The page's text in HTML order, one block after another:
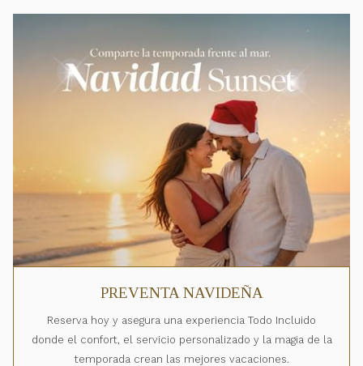
PREVENTA NAVIDEÑA
Reserva hoy y asegura una experiencia Todo Incluido
donde el confort, el servicio personalizado y la magia de la
temporada crean las mejores vacaciones.